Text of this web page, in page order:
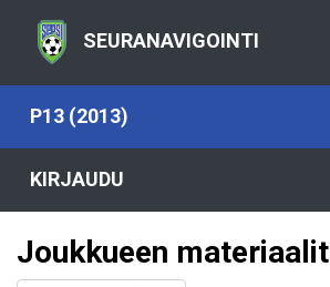
SEURANAVIGOINTI
P13 (2013)
KIRJAUDU
Joukkueen materiaalit